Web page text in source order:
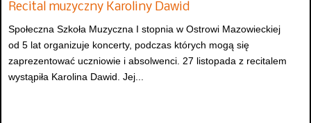
Recital muzyczny Karoliny Dawid
Społeczna Szkoła Muzyczna I stopnia w Ostrowi Mazowieckiej
od 5 lat organizuje koncerty, podczas których mogą się
zaprezentować uczniowie i absolwenci. 27 listopada z recitalem
wystąpiła Karolina Dawid. Jej...